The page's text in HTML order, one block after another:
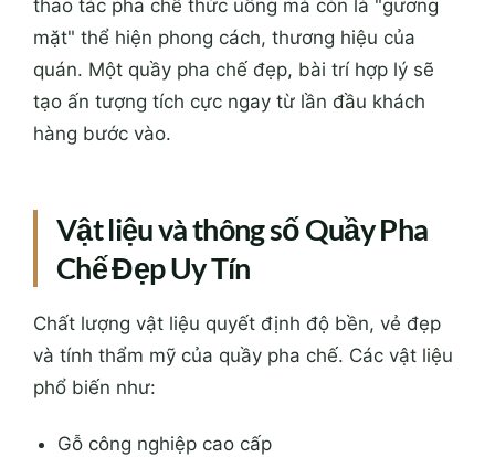
thao tác pha chế thức uống mà còn là "gương
mặt" thể hiện phong cách, thương hiệu của
quán. Một quầy pha chế đẹp, bài trí hợp lý sẽ
tạo ấn tượng tích cực ngay từ lần đầu khách
hàng bước vào.
Vật liệu và thông số Quầy Pha
Chế Đẹp Uy Tín
Chất lượng vật liệu quyết định độ bền, vẻ đẹp
và tính thẩm mỹ của quầy pha chế. Các vật liệu
phổ biến như:
Gỗ công nghiệp cao cấp